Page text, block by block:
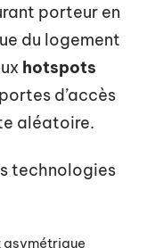
porteur en
du logement
hotspots
d’accès
aléatoire.
technologies
asymétrique